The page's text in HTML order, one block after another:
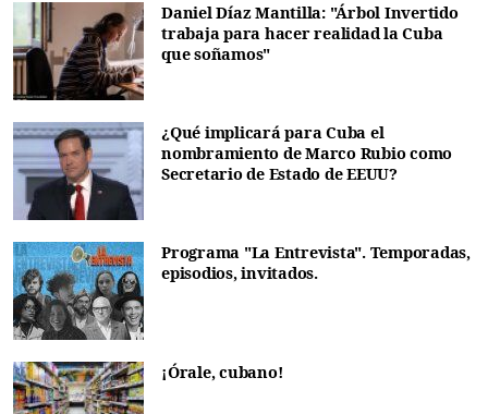
Daniel Díaz Mantilla: "Árbol Invertido
trabaja para hacer realidad la Cuba
que soñamos"
¿Qué implicará para Cuba el
nombramiento de Marco Rubio como
Secretario de Estado de EEUU?
Programa "La Entrevista". Temporadas,
episodios, invitados.
¡Órale, cubano!